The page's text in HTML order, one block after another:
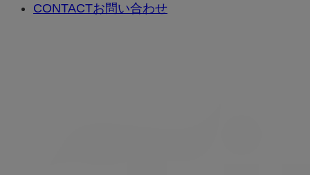
CONTACTお問い合わせ